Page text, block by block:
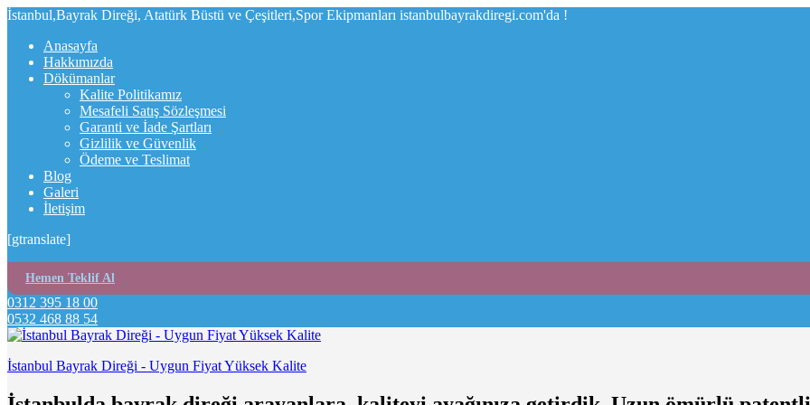
İstanbul,Bayrak Direği, Atatürk Büstü ve Çeşitleri,Spor Ekipmanları istanbulbayrakdiregi.com'da !
Anasayfa
Hakkımızda
Dökümanlar
Kalite Politikamız
Mesafeli Satış Sözleşmesi
Garanti ve İade Şartları
Gizlilik ve Güvenlik
Ödeme ve Teslimat
Blog
Galeri
İletişim
[gtranslate]
Hemen Teklif Al
0312 395 18 00
0532 468 88 54
İstanbul Bayrak Direği - Uygun Fiyat Yüksek Kalite